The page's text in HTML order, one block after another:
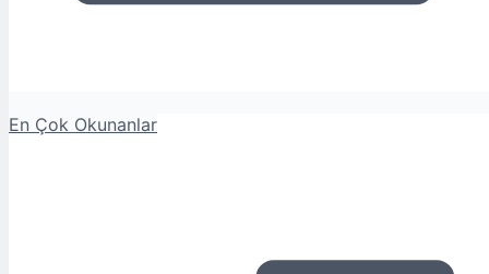
En Çok Okunanlar